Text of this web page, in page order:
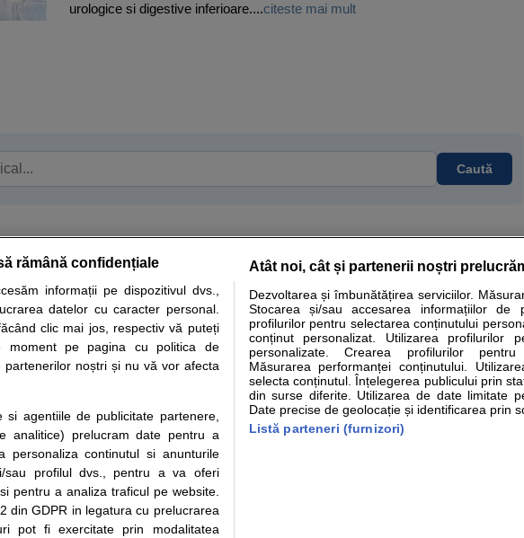
urologice si digestive inferioare....citeste mai mult
Caută
Interpretare analize Specialitati medicale
sfaturile si orice alte informatii despre sanatate disponibile pe sfatulmedicului.ro au scop informativ si
investigatiilor si analizelor medicale. Va sfatuim, ca pe langa informatia primita pe sfatulmedicului.ro sa
in sistemul de programari la medic Clickmed.
si conditii
de
de cookie
Setarile Cookie
Drepturile consumatorului
Protectia consumatorilor -
ANPC
Solutionarea Alternativa a
Litigiilor
Info consumator: 0800.080.999
Formulare europene - CNAS
Ministerul Sanatatii - ANMDM
Parteneri
Inscriere clinica
rămână confidențiale
informații pe dispozitivul dvs.,
datelor cu caracter personal.
clic mai jos, respectiv vă puteți
moment pe pagina cu politica de
noștri și nu vă vor afecta
agentiile de publicitate partenere,
analitice) prelucram date pentru a
personaliza continutul si anunturile
sau profilul dvs., pentru a va oferi
pentru a analiza traficul pe website.
din GDPR in legatura cu prelucrarea
pot fi exercitate prin modalitatea
Atât noi, cât și partenerii noștri
Dezvoltarea și îmbunătățirea serviciilor.
Stocarea și/sau accesarea informațiilor de
profilurilor pentru selectarea conținutului
conținut personalizat. Utilizarea profilurilor
personalizate. Crearea profilurilor pentru
Măsurarea performanței conținutului.
selecta conținutul. Înțelegerea publicului prin
din surse diferite. Utilizarea de date limitate
Date precise de geolocație și identificarea prin
Listă parteneri (furnizori)